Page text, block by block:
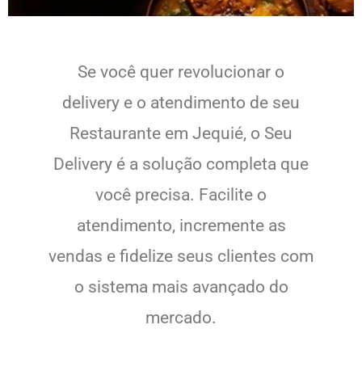
Se você quer revolucionar o
delivery e o atendimento de seu
Restaurante em Jequié, o Seu
Delivery é a solução completa que
você precisa. Facilite o
atendimento, incremente as
vendas e fidelize seus clientes com
o sistema mais avançado do
mercado.